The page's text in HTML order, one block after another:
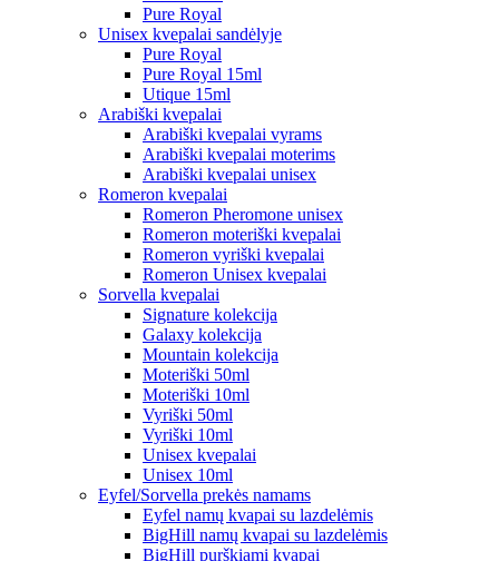
Pure Royal
Unisex kvepalai sandėlyje
Pure Royal
Pure Royal 15ml
Utique 15ml
Arabiški kvepalai
Arabiški kvepalai vyrams
Arabiški kvepalai moterims
Arabiški kvepalai unisex
Romeron kvepalai
Romeron Pheromone unisex
Romeron moteriški kvepalai
Romeron vyriški kvepalai
Romeron Unisex kvepalai
Sorvella kvepalai
Signature kolekcija
Galaxy kolekcija
Mountain kolekcija
Moteriški 50ml
Moteriški 10ml
Vyriški 50ml
Vyriški 10ml
Unisex kvepalai
Unisex 10ml
Eyfel/Sorvella prekės namams
Eyfel namų kvapai su lazdelėmis
BigHill namų kvapai su lazdelėmis
BigHill purškiami kvapai